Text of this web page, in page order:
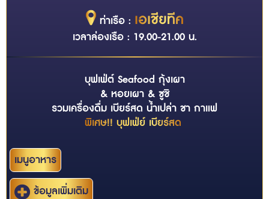
ท่าเรือ : เอเชียทีค
เวลาล่องเรือ : 19.00-21.00 น.
บุฟเฟ่ต์ Seafood กุ้งเผา
& หอยเผา & ซูชิ
รวมเครื่องดื่ม เบียร์สด น้ำเปล่า ชา กาแฟ
พิเศษ!! บุฟเฟ่ย์ เบียร์สด
เมนูอาหาร
ข้อมูลเพิ่มเติม